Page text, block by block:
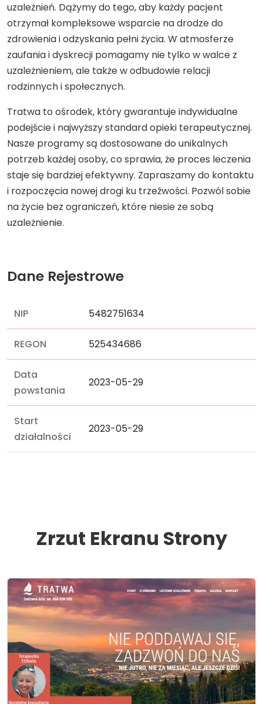
uzależnień. Dążymy do tego, aby każdy pacjent
otrzymał kompleksowe wsparcie na drodze do
zdrowienia i odzyskania pełni życia. W atmosferze
zaufania i dyskrecji pomagamy nie tylko w walce z
uzależnieniem, ale także w odbudowie relacji
rodzinnych i społecznych.
Tratwa to ośrodek, który gwarantuje indywidualne
podejście i najwyższy standard opieki terapeutycznej.
Nasze programy są dostosowane do unikalnych
potrzeb każdej osoby, co sprawia, że proces leczenia
staje się bardziej efektywny. Zapraszamy do kontaktu
i rozpoczęcia nowej drogi ku trzeźwości. Pozwól sobie
na życie bez ograniczeń, które niesie ze sobą
uzależnienie.
Dane Rejestrowe
NIP 5482751634
REGON 525434686
Data
powstania
2023-05-29
Start
działalności
2023-05-29
Zrzut Ekranu Strony